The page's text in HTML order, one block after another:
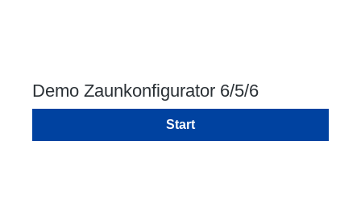
Demo Zaunkonfigurator 6/5/6
Start